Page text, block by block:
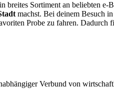
breites Sortiment an beliebten
machst. Bei deinem Besuch
Probe zu fahren. Dadurch
Verbund von